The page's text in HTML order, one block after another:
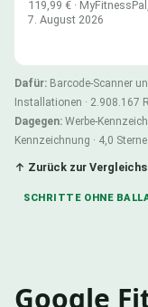
119,99 € ·
7. August 2026
Dafür: Barcode-Scanner
Installationen · 2.908.167
Dagegen: Werbe-
Kennzeichnung · 4,0
↑ Zurück zur
SCHRITTE OHNE
Google